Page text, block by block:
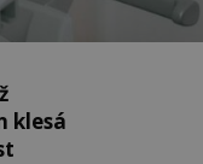
klesá